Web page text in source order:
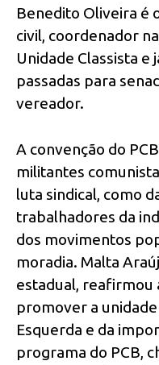
Benedito Oliveira é
civil, coordenador
Unidade Classista e
passadas para
vereador.
A convenção do
militantes
luta sindical, como
trabalhadores da
dos movimentos
moradia. Malta
estadual, reafirmou
promover a
Esquerda e da
programa do PCB,